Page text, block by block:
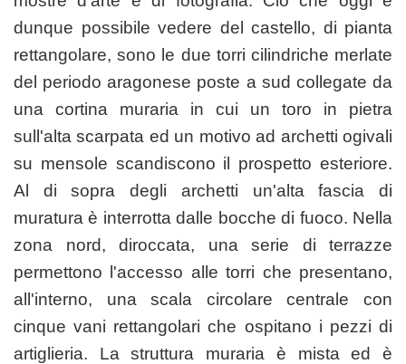
dunque possibile vedere del castello, di pianta
rettangolare, sono le due torri cilindriche merlate
del periodo aragonese poste a sud collegate da
una cortina muraria in cui un toro in pietra
sull'alta scarpata ed un motivo ad archetti ogivali
su mensole scandiscono il prospetto esteriore.
Al di sopra degli archetti un'alta fascia di
muratura è interrotta dalle bocche di fuoco. Nella
zona nord, diroccata, una serie di terrazze
permettono l'accesso alle torri che presentano,
all'interno, una scala circolare centrale con
cinque vani rettangolari che ospitano i pezzi di
artiglieria. La struttura muraria è mista ed è